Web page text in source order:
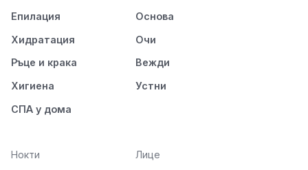
Епилация
Хидратация
Ръце и крака
Хигиена
СПА у дома
Основа
Очи
Вежди
Устни
Нокти
Лице